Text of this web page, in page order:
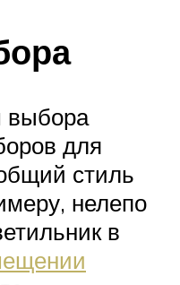
выбора
для
стиль
нелепо
в